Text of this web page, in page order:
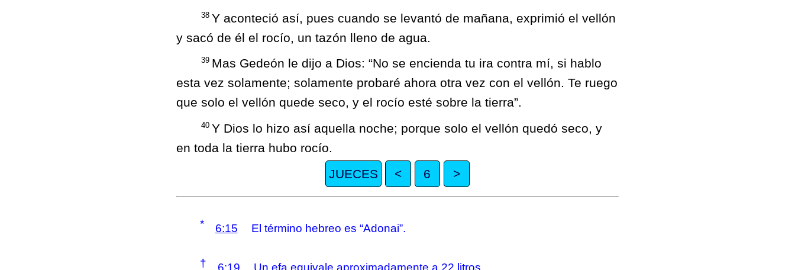
38 Y aconteció así, pues cuando se levantó de mañana, exprimió el vellón
y sacó de él el rocío, un tazón lleno de agua.
39 Mas Gedeón le dijo a Dios: “No se encienda tu ira contra mí, si hablo
esta vez solamente; solamente probaré ahora otra vez con el vellón. Te ruego
que solo el vellón quede seco, y el rocío esté sobre la tierra”.
40 Y Dios lo hizo así aquella noche; porque solo el vellón quedó seco, y
en toda la tierra hubo rocío.
JUECES
< 6 >
* 6:15 El término hebreo es “Adonai”.
† 6:19 Un efa equivale aproximadamente a 22 litros.